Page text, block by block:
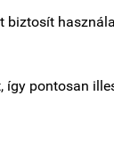
így pontosan